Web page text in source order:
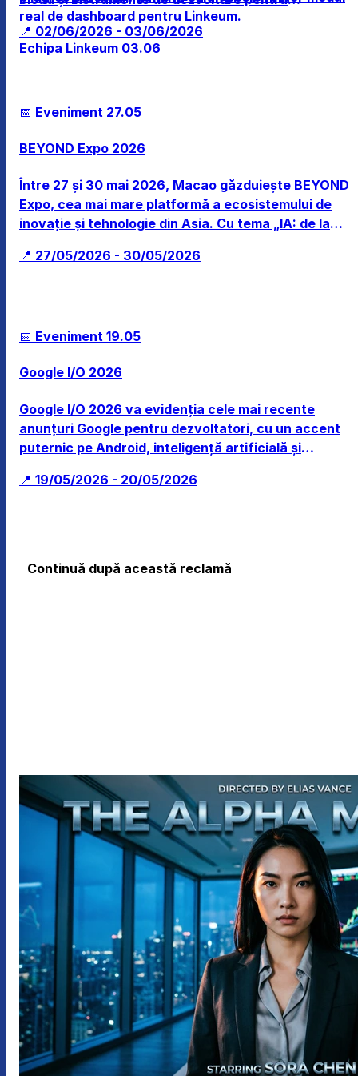
real de dashboard pentru Linkeum.
Echipa Linkeum 03.06
companii.
📍 02/06/2026 - 03/06/2026
📅 Eveniment 27.05
BEYOND Expo 2026
Între 27 și 30 mai 2026, Macao găzduiește BEYOND
Expo, cea mai mare platformă a ecosistemului de
inovație și tehnologie din Asia. Cu tema „IA: de la
de participanți și 1.200 de expozanți (inclusiv
electronicelor de consum.
📍 27/05/2026 - 30/05/2026
📅 Eveniment 19.05
Google I/O 2026
Google I/O 2026 va evidenția cele mai recente
anunțuri Google pentru dezvoltatori, cu un accent
puternic pe Android, inteligență artificială și
📍 19/05/2026 - 20/05/2026
Continuă după această reclamă